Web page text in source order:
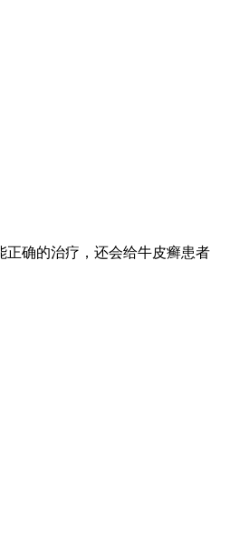
正确的治疗，还会给牛皮癣患者